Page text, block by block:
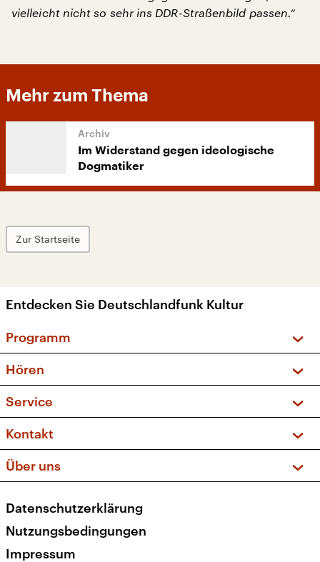
vielleicht nicht so sehr ins DDR-Straßenbild passen.“
Mehr zum Thema
Im Widerstand gegen ideologische
Dogmatiker
Zur Startseite
Entdecken Sie Deutschlandfunk Kultur
Programm
Sendungen und Podcasts
Musikliste
Kakadu – Das Kinderprogramm
Hören
Frequenzen (UKW + DAB+)
Service
FAQ
Apps
Newsletter
Veranstaltungen
Kontakt
Social Media
Über uns
Presse
Karriere
Datenschutzerklärung
Nutzungsbedingungen
Impressum